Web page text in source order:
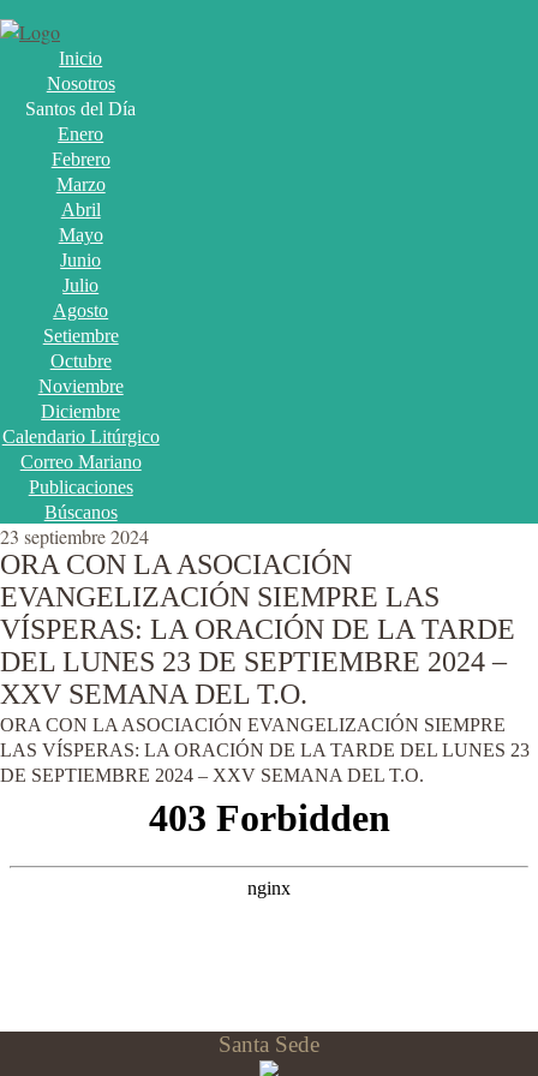
Inicio
Nosotros
Santos del Día
Enero
Febrero
Marzo
Abril
Mayo
Junio
Julio
Agosto
Setiembre
Octubre
Noviembre
Diciembre
Calendario Litúrgico
Correo Mariano
Publicaciones
Búscanos
23 septiembre 2024
ORA CON LA ASOCIACIÓN
EVANGELIZACIÓN SIEMPRE LAS
VÍSPERAS: LA ORACIÓN DE LA TARDE
DEL LUNES 23 DE SEPTIEMBRE 2024 –
XXV SEMANA DEL T.O.
ORA CON LA ASOCIACIÓN EVANGELIZACIÓN SIEMPRE
LAS VÍSPERAS: LA ORACIÓN DE LA TARDE DEL LUNES 23
DE SEPTIEMBRE 2024 – XXV SEMANA DEL T.O.
Santa Sede